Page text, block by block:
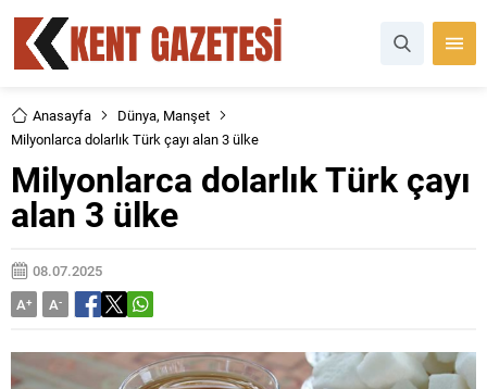
Anasayfa Dünya, Manşet
Milyonlarca dolarlık Türk çayı alan 3 ülke
Milyonlarca dolarlık Türk çayı
alan 3 ülke
08.07.2025
A+ A-